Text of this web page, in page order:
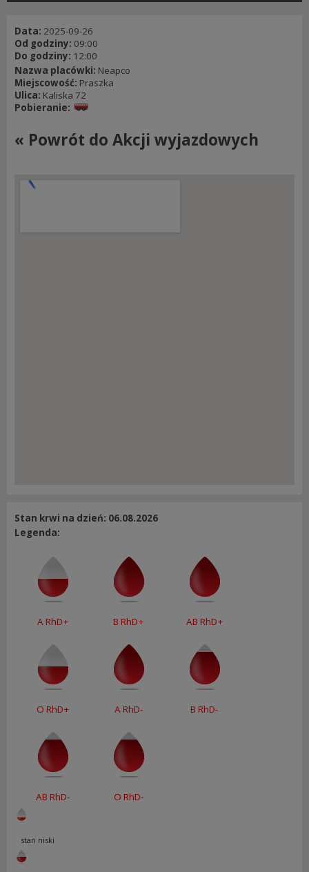
Klauzule informacyjne
Data: 2025-09-26
Od godziny: 09:00
Do godziny: 12:00
Nazwa placówki: Neapco
Miejscowość: Praszka
Ulica: Kaliska 72
Pobieranie:
« Powrót do Akcji wyjazdowych
Stan krwi na dzień: 06.08.2026
Legenda:
A RhD+ B RhD+ AB RhD+
O RhD+ A RhD- B RhD-
AB RhD- O RhD-
stan niski